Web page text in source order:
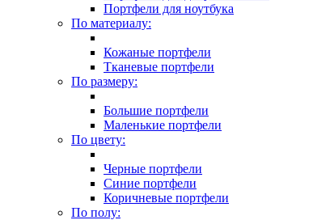
Портфели для ноутбука
По материалу:
Кожаные портфели
Тканевые портфели
По размеру:
Большие портфели
Маленькие портфели
По цвету:
Черные портфели
Синие портфели
Коричневые портфели
По полу: